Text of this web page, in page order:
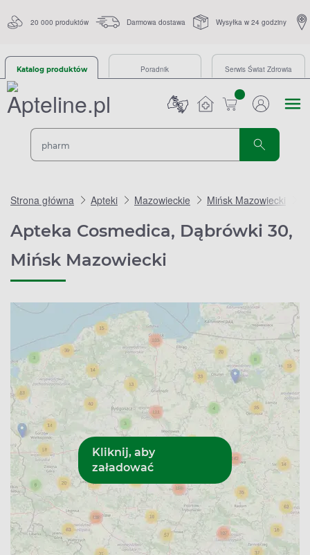
20 000 produktów Darmowa dostawa Wysyłka w 24 godziny
Katalog produktów Poradnik Serwis Świat Zdrowia
sztuk
Strona główna Apteki Mazowieckie Mińsk Mazowiecki
Apteka Cosmedica, Dąbrówki 30,
Mińsk Mazowiecki